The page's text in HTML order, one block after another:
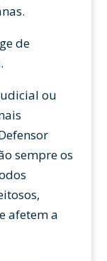
de
ou
sempre os
afetem a